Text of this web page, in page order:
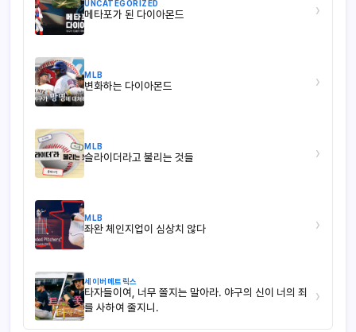
UNCATEGORIZED
메타포가 된 다이아몬드 ›
MLB
변화하는 다이아몬드 ›
MLB
슬라이더라고 불리는 것들 ›
MLB
좌완 체인지업이 심상치 않다 ›
세이버메트릭스
타자들이여, 너무 쫄지는 말아라. 야구의 신이 너의 죄
를 사하여 줄지니.
›